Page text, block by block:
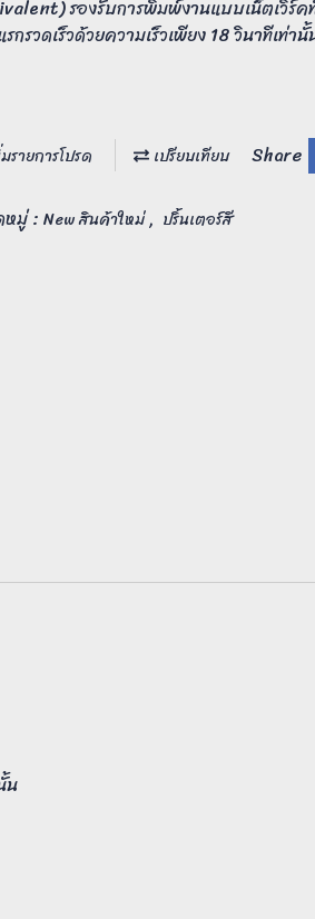
รองรับการพิมพ์งานแบบเน็ตเวิร์
กรวดเร็วด้วยความเร็วเพียง 18 วินาทีเท่า
รายการโปรด เปรียบเทียบ
Share
มู่ :New สินค้าใหม่, ปริ้นเตอร์สี
น